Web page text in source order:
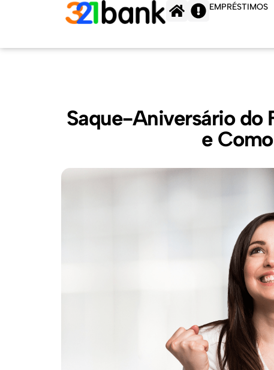
EMPRÉSTIMOS
Saque-Aniversário do
e